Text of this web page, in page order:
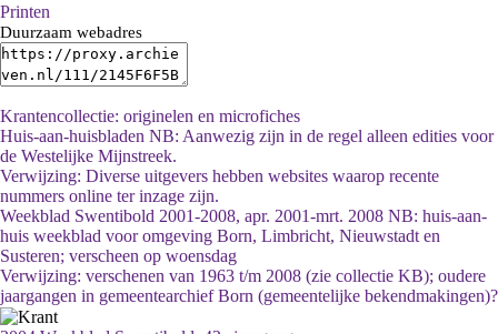
Printen
Duurzaam webadres
Krantencollectie: originelen en microfiches
Huis-aan-huisbladen NB: Aanwezig zijn in de regel alleen edities voor
de Westelijke Mijnstreek.
Verwijzing: Diverse uitgevers hebben websites waarop recente
nummers online ter inzage zijn.
Weekblad Swentibold 2001-2008, apr. 2001-mrt. 2008 NB: huis-aan-
huis weekblad voor omgeving Born, Limbricht, Nieuwstadt en
Susteren; verscheen op woensdag
Verwijzing: verschenen van 1963 t/m 2008 (zie collectie KB); oudere
jaargangen in gemeentearchief Born (gemeentelijke bekendmakingen)?